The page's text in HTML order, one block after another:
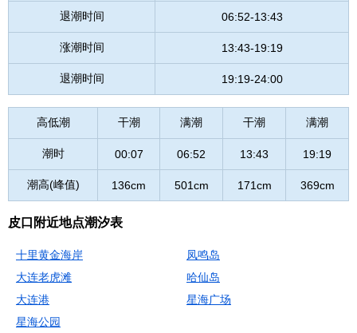
退潮时间 06:52-13:43
涨潮时间 13:43-19:19
退潮时间 19:19-24:00
高低潮 干潮 满潮 干潮 满潮
潮时 00:07 06:52 13:43 19:19
潮高(峰值) 136cm 501cm 171cm 369cm
皮口附近地点潮汐表
十里黄金海岸
凤鸣岛
大连老虎滩
哈仙岛
大连港
星海广场
星海公园